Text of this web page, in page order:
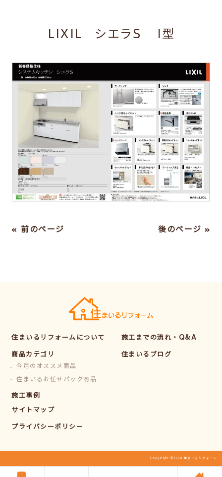
LIXIL シエラS I型
« 前のページ 後のページ »
住まいるリフォームについて
商品カテゴリ
今月のオススメ商品
住まいるお任せパック商品
施工事例
施工までの流れ・Q&A
住まいるブログ
サイトマップ
プライバシーポリシー
Copyright ©2020 住まいるリフォーム